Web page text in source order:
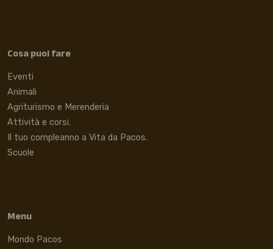
Cosa puoi fare
Eventi
Animali
Agriturismo e Merenderia
Attività e corsi.
Il tuo compleanno a Vita da Pacos.
Scuole
Menu
Mondo Pacos